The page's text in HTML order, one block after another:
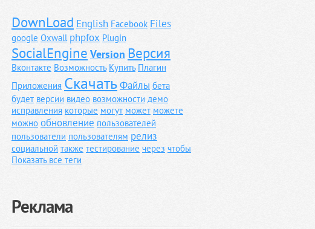
DownLoad English Facebook Files
google Oxwall phpfox Plugin
SocialEngine Version Версия
Вконтакте Возможность Купить Плагин
Приложения СкачатьФайлы бета
будет версии видео возможности демо
исправления которые могут может можете
можно обновление пользователей
пользователи пользователям релиз
социальной также тестирование через чтобы
Показать все теги
Реклама